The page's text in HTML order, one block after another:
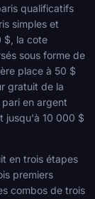
qualificatifs
simples et
$, la cote
sous forme de
place à 50 $
gratuit de la
en argent
jusqu'à 10 000 $
en trois étapes
premiers
combos de trois